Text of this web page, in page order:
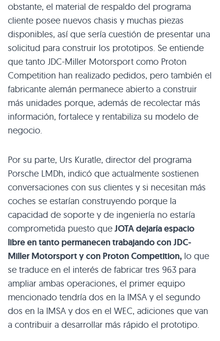
obstante, el material de respaldo del programa
cliente posee nuevos chasis y muchas piezas
disponibles, así que sería cuestión de presentar una
solicitud para construir los prototipos. Se entiende
que tanto JDC-Miller Motorsport como Proton
Competition han realizado pedidos, pero también el
fabricante alemán permanece abierto a construir
más unidades porque, además de recolectar más
información, fortalece y rentabiliza su modelo de
negocio.
Por su parte, Urs Kuratle, director del programa
Porsche LMDh, indicó que actualmente sostienen
conversaciones con sus clientes y si necesitan más
coches se estarían construyendo porque la
capacidad de soporte y de ingeniería no estaría
comprometida puesto queJOTA dejaría espacio
libre en tanto permanecen trabajando con JDC-
Miller Motorsport y con Proton Competition, lo que
se traduce en el interés de fabricar tres 963 para
ampliar ambas operaciones, el primer equipo
mencionado tendría dos en la IMSA y el segundo
dos en la IMSA y dos en el WEC, adiciones que van
a contribuir a desarrollar más rápido el prototipo.